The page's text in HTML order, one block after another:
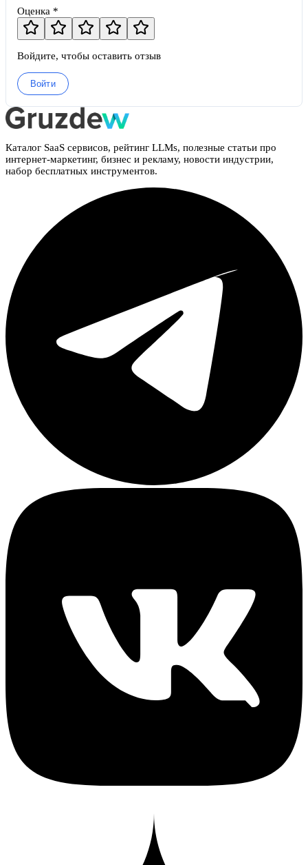
Оценка *
Войдите, чтобы оставить отзыв
Войти
Каталог SaaS сервисов, рейтинг LLMs, полезные статьи про
интернет-маркетинг, бизнес и рекламу, новости индустрии,
набор бесплатных инструментов.